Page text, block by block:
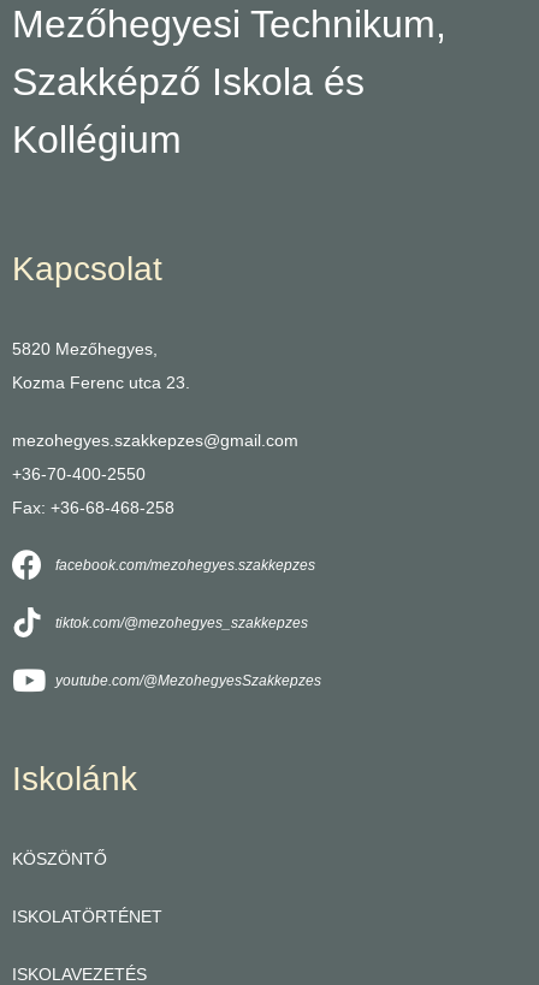
Mezőhegyesi Technikum,
Szakképző Iskola és
Kollégium
Kapcsolat
5820 Mezőhegyes,
Kozma Ferenc utca 23.
mezohegyes.szakkepzes@gmail.com
+36-70-400-2550
Fax: +36-68-468-258
facebook.com/mezohegyes.szakkepzes
tiktok.com/@mezohegyes_szakkepzes
youtube.com/@MezohegyesSzakkepzes
Iskolánk
KÖSZÖNTŐ
ISKOLATÖRTÉNET
ISKOLAVEZETÉS